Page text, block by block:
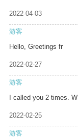
2022-04-03
游客
Hello, Greetings fr
2022-02-27
游客
I called you 2 times. W
2022-02-25
游客